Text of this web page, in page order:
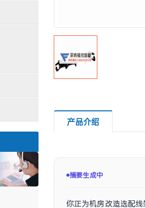
产品介绍
摘要已生成
你正为机房改造选配